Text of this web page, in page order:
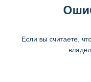
Если вы считаете,